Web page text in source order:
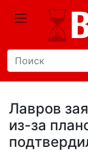
Лавров
из-за